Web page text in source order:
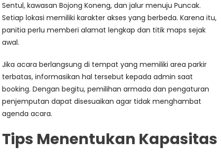
Sentul, kawasan Bojong Koneng, dan jalur menuju Puncak.
Setiap lokasi memiliki karakter akses yang berbeda. Karena itu,
panitia perlu memberi alamat lengkap dan titik maps sejak
awal.
Jika acara berlangsung di tempat yang memiliki area parkir
terbatas, informasikan hal tersebut kepada admin saat
booking. Dengan begitu, pemilihan armada dan pengaturan
penjemputan dapat disesuaikan agar tidak menghambat
agenda acara.
Tips Menentukan Kapasitas